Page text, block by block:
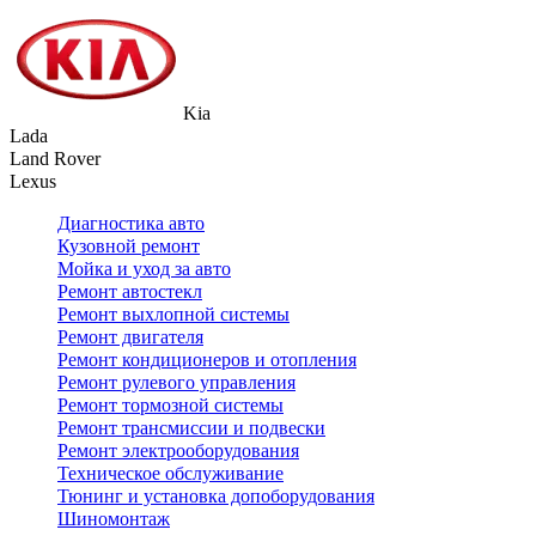
Kia
Lada
Land Rover
Lexus
Диагностика авто
Кузовной ремонт
Мойка и уход за авто
Ремонт автостекл
Ремонт выхлопной системы
Ремонт двигателя
Ремонт кондиционеров и отопления
Ремонт рулевого управления
Ремонт тормозной системы
Ремонт трансмиссии и подвески
Ремонт электрооборудования
Техническое обслуживание
Тюнинг и установка допоборудования
Шиномонтаж